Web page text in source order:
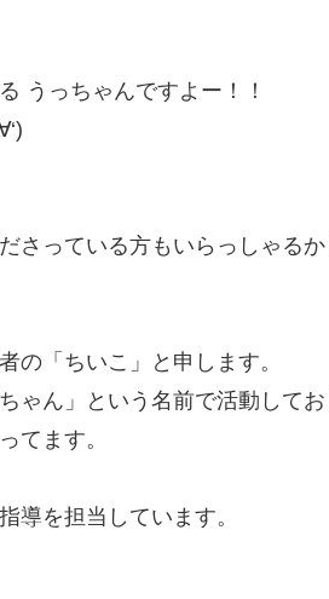
うっちゃんですよー！！
さっている方もいらっしゃる
の「ちいこ」と申します。
ゃん」という名前で活動してお
てます。
導を担当しています。